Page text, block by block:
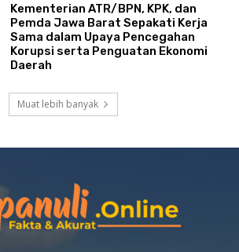
Kementerian ATR/BPN, KPK, dan
Pemda Jawa Barat Sepakati Kerja
Sama dalam Upaya Pencegahan
Korupsi serta Penguatan Ekonomi
Daerah
Muat lebih banyak